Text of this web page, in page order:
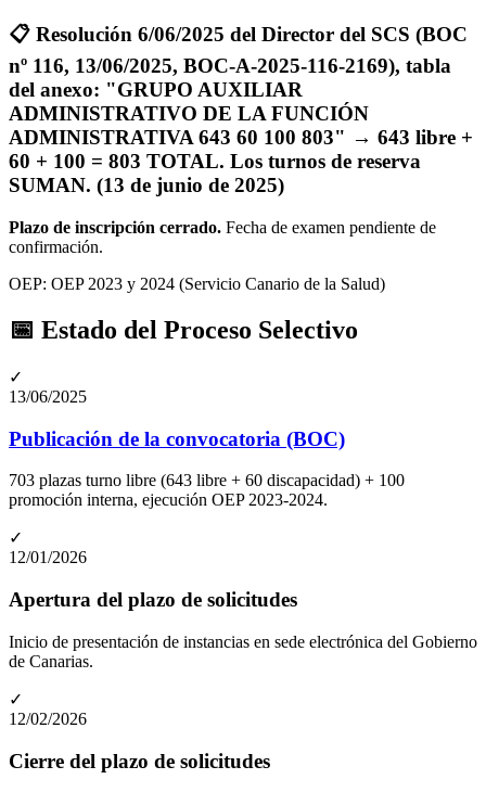
📋 Resolución 6/06/2025 del Director del SCS (BOC
nº 116, 13/06/2025, BOC-A-2025-116-2169), tabla
del anexo: "GRUPO AUXILIAR
ADMINISTRATIVO DE LA FUNCIÓN
ADMINISTRATIVA 643 60 100 803" → 643 libre +
60 + 100 = 803 TOTAL. Los turnos de reserva
SUMAN. (13 de junio de 2025)
Plazo de inscripción cerrado. Fecha de examen pendiente de
confirmación.
OEP: OEP 2023 y 2024 (Servicio Canario de la Salud)
📅 Estado del Proceso Selectivo
✓
13/06/2025
Publicación de la convocatoria (BOC)
703 plazas turno libre (643 libre + 60 discapacidad) + 100
promoción interna, ejecución OEP 2023-2024.
✓
12/01/2026
Apertura del plazo de solicitudes
Inicio de presentación de instancias en sede electrónica del Gobierno
de Canarias.
✓
12/02/2026
Cierre del plazo de solicitudes